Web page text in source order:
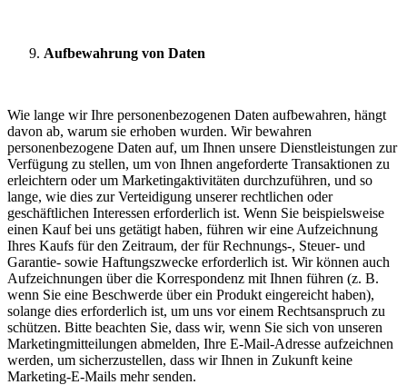
Aufbewahrung von Daten
Wie lange wir Ihre personenbezogenen Daten aufbewahren, hängt
davon ab, warum sie erhoben wurden. Wir bewahren
personenbezogene Daten auf, um Ihnen unsere Dienstleistungen zur
Verfügung zu stellen, um von Ihnen angeforderte Transaktionen zu
erleichtern oder um Marketingaktivitäten durchzuführen, und so
lange, wie dies zur Verteidigung unserer rechtlichen oder
geschäftlichen Interessen erforderlich ist. Wenn Sie beispielsweise
einen Kauf bei uns getätigt haben, führen wir eine Aufzeichnung
Ihres Kaufs für den Zeitraum, der für Rechnungs-, Steuer- und
Garantie- sowie Haftungszwecke erforderlich ist. Wir können auch
Aufzeichnungen über die Korrespondenz mit Ihnen führen (z. B.
wenn Sie eine Beschwerde über ein Produkt eingereicht haben),
solange dies erforderlich ist, um uns vor einem Rechtsanspruch zu
schützen. Bitte beachten Sie, dass wir, wenn Sie sich von unseren
Marketingmitteilungen abmelden, Ihre E-Mail-Adresse aufzeichnen
werden, um sicherzustellen, dass wir Ihnen in Zukunft keine
Marketing-E-Mails mehr senden.